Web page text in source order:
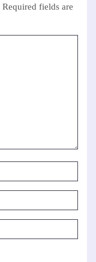
Required fields are